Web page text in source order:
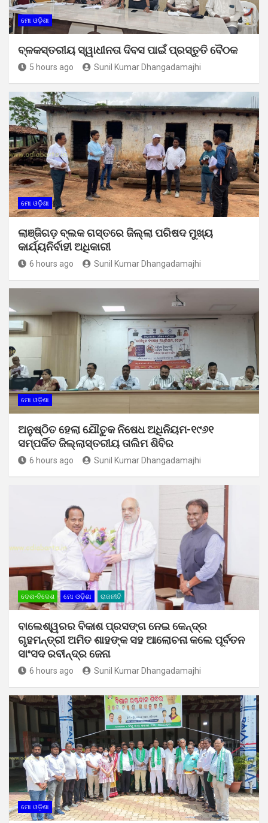
ମୋ ଓଡ଼ିଶା
ବ୍ଳକସ୍ତରୀୟ ସ୍ୱାଧୀନତା ଦିବସ ପାଇଁ ପ୍ରସ୍ତୁତି ବୈଠକ
5 hours ago Sunil Kumar Dhangadamajhi
ମୋ ଓଡ଼ିଶା
ଲାଞ୍ଜିଗଡ଼ ବ୍ଲକ ଗସ୍ତରେ ଜିଲ୍ଲା ପରିଷଦ ମୁଖ୍ୟ
କାର୍ଯ୍ୟନିର୍ବାହୀ ଅଧିକାରୀ
6 hours ago Sunil Kumar Dhangadamajhi
ମୋ ଓଡ଼ିଶା
ଅନୁଷ୍ଠିତ ହେଲା ଯୌତୁକ ନିଷେଧ ଅଧିନିୟମ-୧୯୬୧
ସମ୍ପର୍କିତ ଜିଲ୍ଲାସ୍ତରୀୟ ତାଲିମ ଶିବିର
6 hours ago Sunil Kumar Dhangadamajhi
ଦେଶ-ବିଦେଶ ମୋ ଓଡ଼ିଶା ରାଜନୀତି
ବାଲେଶ୍ୱରର ବିକାଶ ପ୍ରସଙ୍ଗ ନେଇ କେନ୍ଦ୍ର
ଗୃହମନ୍ତ୍ରୀ ଅମିତ ଶାହଙ୍କ ସହ ଆଲୋଚନା କଲେ ପୂର୍ବତନ
ସାଂସଦ ରବୀନ୍ଦ୍ର ଜେନା
6 hours ago Sunil Kumar Dhangadamajhi
ମୋ ଓଡ଼ିଶା